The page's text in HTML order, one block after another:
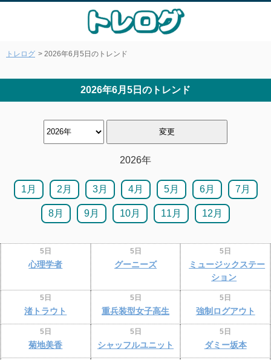
トレログ > 2026年6月5日のトレンド
2026年6月5日のトレンド
2026年
1月 2月 3月 4月 5月 6月 7月
8月 9月 10月 11月 12月
5日
心理学者
5日
グーニーズ
5日
ミュージックステー
ション
5日
渚トラウト
5日
重兵装型女子高生
5日
強制ログアウト
5日
菊地美香
5日
シャッフルユニット
5日
ダミー坂本